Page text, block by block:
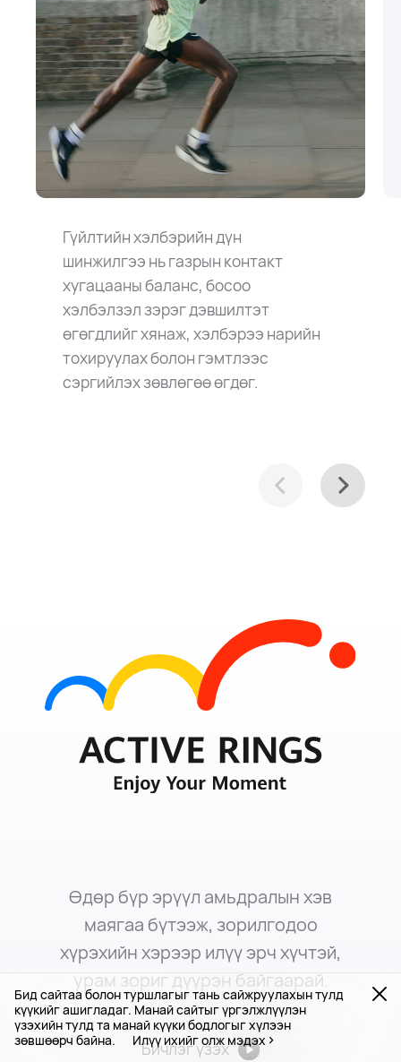
Бид сайтаа болон туршлагыг тань сайжруулахын тулд
күүкийг ашигладаг. Манай сайтыг үргэлжлүүлэн
үзэхийн тулд та манай күүки бодлогыг хүлээн
зөвшөөрч байна.
Илүү ихийг олж мэдэх
Гүйлтийн хэлбэрийн дүн
шинжилгээ нь газрын контакт
хугацааны баланс, босоо
хэлбэлзэл зэрэг дэвшилтэт
өгөгдлийг хянаж, хэлбэрээ нарийн
тохируулах болон гэмтлээс
сэргийлэх зөвлөгөө өгдөг.
Өдөр бүр эрүүл амьдралын хэв
маягаа бүтээж, зорилгодоо
хүрэхийн хэрээр илүү эрч хүчтэй,
урам зориг дүүрэн байгаарай.
Бичлэг үзэх